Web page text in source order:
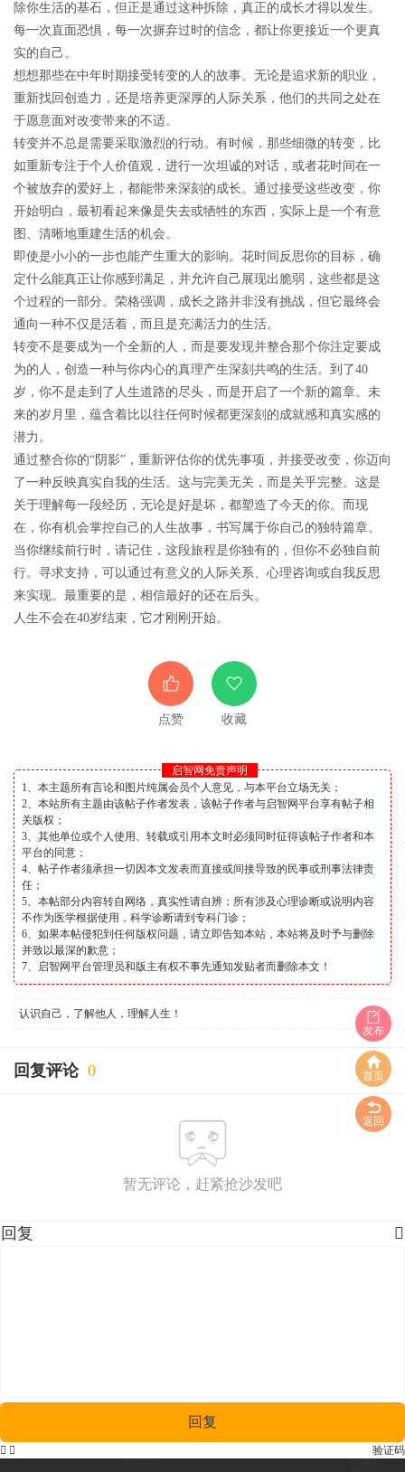
除你生活的基石，但正是通过这种拆除，真正的成长才得以发生。
每一次直面恐惧，每一次摒弃过时的信念，都让你更接近一个更真
实的自己。
想想那些在中年时期接受转变的人的故事。无论是追求新的职业，
重新找回创造力，还是培养更深厚的人际关系，他们的共同之处在
于愿意面对改变带来的不适。
转变并不总是需要采取激烈的行动。有时候，那些细微的转变，比
如重新专注于个人价值观，进行一次坦诚的对话，或者花时间在一
个被放弃的爱好上，都能带来深刻的成长。通过接受这些改变，你
开始明白，最初看起来像是失去或牺牲的东西，实际上是一个有意
图、清晰地重建生活的机会。
即使是小小的一步也能产生重大的影响。花时间反思你的目标，确
定什么能真正让你感到满足，并允许自己展现出脆弱，这些都是这
个过程的一部分。荣格强调，成长之路并非没有挑战，但它最终会
通向一种不仅是活着，而且是充满活力的生活。
转变不是要成为一个全新的人，而是要发现并整合那个你注定要成
为的人，创造一种与你内心的真理产生深刻共鸣的生活。到了40
岁，你不是走到了人生道路的尽头，而是开启了一个新的篇章。未
来的岁月里，蕴含着比以往任何时候都更深刻的成就感和真实感的
潜力。
通过整合你的“阴影”，重新评估你的优先事项，并接受改变，你迈向
了一种反映真实自我的生活。这与完美无关，而是关乎完整。这是
关于理解每一段经历，无论是好是坏，都塑造了今天的你。而现
在，你有机会掌控自己的人生故事，书写属于你自己的独特篇章。
当你继续前行时，请记住，这段旅程是你独有的，但你不必独自前
行。寻求支持，可以通过有意义的人际关系、心理咨询或自我反思
来实现。最重要的是，相信最好的还在后头。
人生不会在40岁结束，它才刚刚开始。
点赞 收藏
启智网免责声明
1、本主题所有言论和图片纯属会员个人意见，与本平台立场无关；
2、本站所有主题由该帖子作者发表，该帖子作者与启智网平台享有帖子相
关版权；
3、其他单位或个人使用、转载或引用本文时必须同时征得该帖子作者和本
平台的同意；
4、帖子作者须承担一切因本文发表而直接或间接导致的民事或刑事法律责
任；
5、本帖部分内容转自网络，真实性请自辨；所有涉及心理诊断或说明内容
不作为医学根据使用，科学诊断请到专科门诊；
6、如果本帖侵犯到任何版权问题，请立即告知本站，本站将及时予与删除
并致以最深的歉意；
7、启智网平台管理员和版主有权不事先通知发贴者而删除本文！
认识自己，了解他人，理解人生！
回复评论 0
暂无评论，赶紧抢沙发吧
发布
首页
返回

回复
回复
验证码
 